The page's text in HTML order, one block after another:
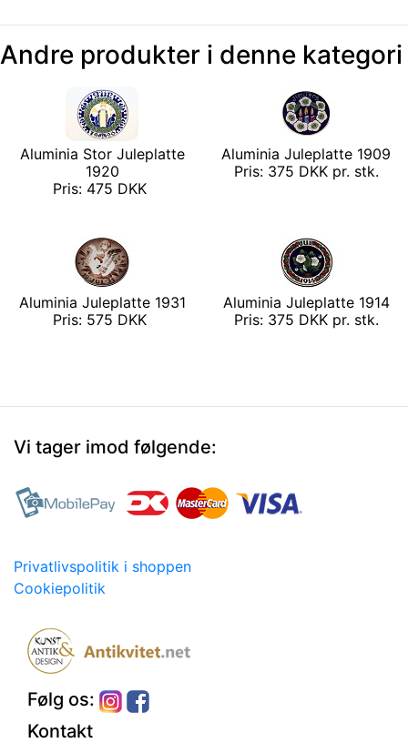
Andre produkter i denne kategori
Aluminia Stor Juleplatte
1920
Pris: 475 DKK
Aluminia Juleplatte 1909
Pris: 375 DKK pr. stk.
Aluminia Juleplatte 1931
Pris: 575 DKK
Aluminia Juleplatte 1914
Pris: 375 DKK pr. stk.
Vi tager imod følgende:
Privatlivspolitik i shoppen
Cookiepolitik
Følg os:
Kontakt